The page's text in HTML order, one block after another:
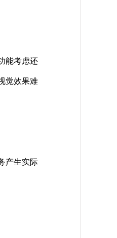
能考虑还
觉效果难
产生实际